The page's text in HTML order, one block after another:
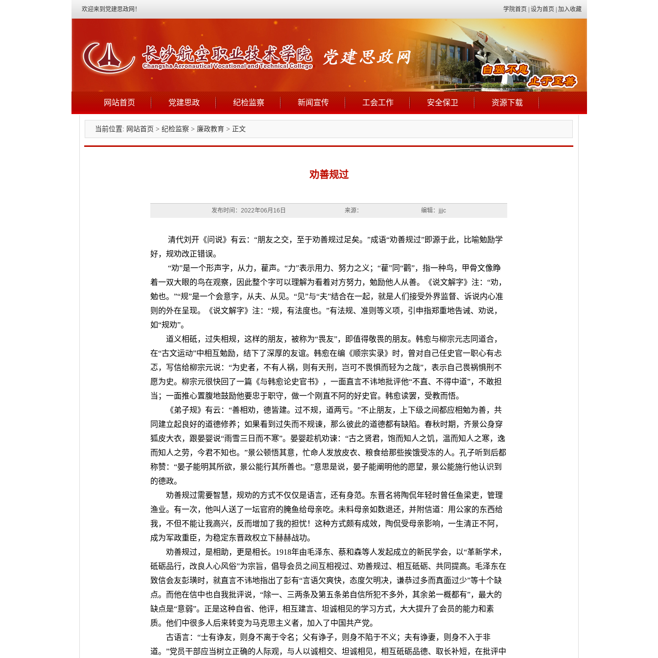
欢迎来到党建思政网！ 学院首页 设为首页 加入收藏
网站首页 党建思政 纪检监察 新闻宣传 工会工作 安全保卫 资源下载
当前位置: 网站首页 > 纪检监察 > 廉政教育 > 正文
劝善规过
发布时间：2022年06月16日 来源： 编辑：jjjc
清代刘开《问说》有云：“朋友之交，至于劝善规过足矣。”成语“劝善规过”即源于此，比喻勉励学
好，规劝改正错误。
“劝”是一个形声字，从力，雚声。“力”表示用力、努力之义；“雚”同“鹳”，指一种鸟，甲骨文像睁
着一双大眼的鸟在观察，因此整个字可以理解为看着对方努力，勉励他人从善。《说文解字》注：“劝，
勉也。”“规”是一个会意字，从夫、从见。“见”与“夫”结合在一起，就是人们接受外界监督、诉说内心准
则的外在呈现。《说文解字》注：“规，有法度也。”有法规、准则等义项，引申指郑重地告诫、劝说，
如“规劝”。
道义相砥，过失相规，这样的朋友，被称为“畏友”，即值得敬畏的朋友。韩愈与柳宗元志同道合，
在“古文运动”中相互勉励，结下了深厚的友谊。韩愈在编《顺宗实录》时，曾对自己任史官一职心有忐
忑，写信给柳宗元说：“为史者，不有人祸，则有天刑，岂可不畏惧而轻为之哉”，表示自己畏祸惧刑不
愿为史。柳宗元很快回了一篇《与韩愈论史官书》，一面直言不讳地批评他“不直、不得中道”，不敢担
当；一面推心置腹地鼓励他要忠于职守，做一个刚直不阿的好史官。韩愈读罢，受教而悟。
《弟子规》有云：“善相劝，德皆建。过不规，道两亏。”不止朋友，上下级之间都应相勉为善，共
同建立起良好的道德修养；如果看到过失而不规谏，那么彼此的道德都有缺陷。春秋时期，齐景公身穿
狐皮大衣，跟晏婴说“雨雪三日而不寒”。晏婴趁机劝谏：“古之贤君，饱而知人之饥，温而知人之寒，逸
而知人之劳，今君不知也。”景公顿悟其意，忙命人发放皮衣、粮食给那些挨饿受冻的人。孔子听到后都
称赞：“晏子能明其所欲，景公能行其所善也。”意思是说，晏子能阐明他的愿望，景公能施行他认识到
的德政。
劝善规过需要智慧，规劝的方式不仅仅是语言，还有身范。东晋名将陶侃年轻时曾任鱼梁吏，管理
渔业。有一次，他叫人送了一坛官府的腌鱼给母亲吃。未料母亲如数退还，并附信道：用公家的东西给
我，不但不能让我高兴，反而增加了我的担忧！这种方式颇有成效，陶侃受母亲影响，一生清正不阿，
成为军政重臣，为稳定东晋政权立下赫赫战功。
劝善规过，是相助，更是相长。1918年由毛泽东、蔡和森等人发起成立的新民学会，以“革新学术，
砥砺品行，改良人心风俗”为宗旨，倡导会员之间互相视过、劝善规过、相互砥砺、共同提高。毛泽东在
致信会友彭璜时，就直言不讳地指出了彭有“言语欠爽快，态度欠明决，谦恭过多而真面过少”等十个缺
点。而他在信中也自我批评说，“除一、三两条及第五条弟自信所犯不多外，其余弟一概都有”，最大的
缺点是“意弱”。正是这种自省、他评，相互建言、坦诚相见的学习方式，大大提升了会员的能力和素
质。他们中很多人后来转变为马克思主义者，加入了中国共产党。
古语言：“士有诤友，则身不离于令名；父有诤子，则身不陷于不义；夫有诤妻，则身不入于非
道。”党员干部应当树立正确的人际观，与人以诚相交、坦诚相见，相互砥砺品德、取长补短，在批评中